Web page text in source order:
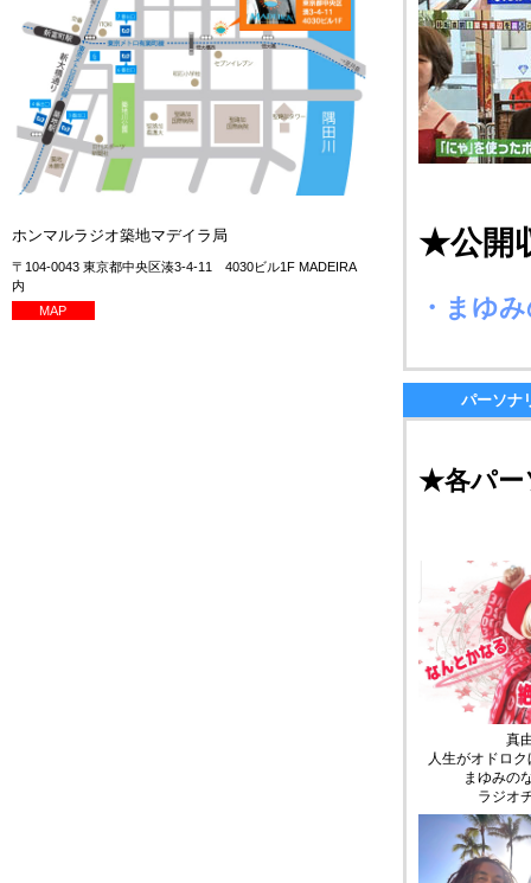
ホンマルラジオ築地マデイラ局
〒104-0043 東京都中央区湊3-4-11 4030ビル1F MADEIRA
内
MAP
★公開
・まゆ
パーソナ
★各パー
真
人生がオドロ
まゆみの
ラジオ